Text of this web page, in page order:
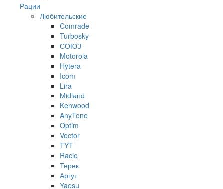
Рации
Любительские
Comrade
Turbosky
СОЮЗ
Motorola
Hytera
Icom
Lira
Midland
Kenwood
AnyTone
Optim
Vector
TYT
Racio
Терек
Аргут
Yaesu